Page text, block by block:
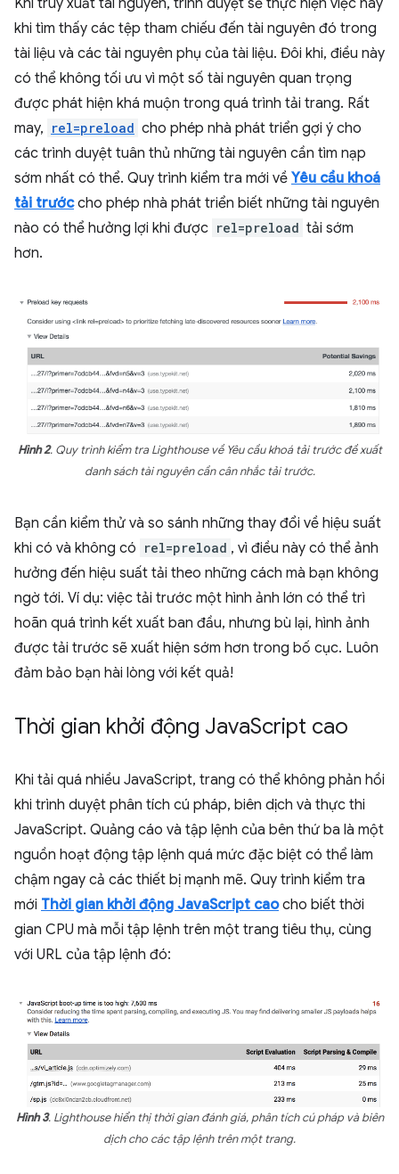
khi tìm thấy các tệp tham chiếu đến tài nguyên đó trong
tài liệu và các tài nguyên phụ của tài liệu. Đôi khi, điều này
có thể không tối ưu vì một số tài nguyên quan trọng
được phát hiện khá muộn trong quá trình tải trang. Rất
may, rel=preload cho phép nhà phát triển gợi ý cho
các trình duyệt tuân thủ những tài nguyên cần tìm nạp
sớm nhất có thể. Quy trình kiểm tra mới về Yêu cầu khoá
tải trướccho phép nhà phát triển biết những tài nguyên
nào có thể hưởng lợi khi được rel=preload tải sớm
hơn.
Hình 2. Quy trình kiểm tra Lighthouse về Yêu cầu khoá tải trước đề xuất
danh sách tài nguyên cần cân nhắc tải trước.
Bạn cần kiểm thử và so sánh những thay đổi về hiệu suất
khi có và không có rel=preload , vì điều này có thể ảnh
hưởng đến hiệu suất tải theo những cách mà bạn không
ngờ tới. Ví dụ: việc tải trước một hình ảnh lớn có thể trì
hoãn quá trình kết xuất ban đầu, nhưng bù lại, hình ảnh
được tải trước sẽ xuất hiện sớm hơn trong bố cục. Luôn
đảm bảo bạn hài lòng với kết quả!
Thời gian khởi động JavaScript cao
Khi tải quá nhiều JavaScript, trang có thể không phản hồi
khi trình duyệt phân tích cú pháp, biên dịch và thực thi
JavaScript. Quảng cáo và tập lệnh của bên thứ ba là một
nguồn hoạt động tập lệnh quá mức đặc biệt có thể làm
chậm ngay cả các thiết bị mạnh mẽ. Quy trình kiểm tra
mới Thời gian khởi động JavaScript caocho biết thời
gian CPU mà mỗi tập lệnh trên một trang tiêu thụ, cùng
với URL của tập lệnh đó:
Hình 3. Lighthouse hiển thị thời gian đánh giá, phân tích cú pháp và biên
dịch cho các tập lệnh trên một trang.